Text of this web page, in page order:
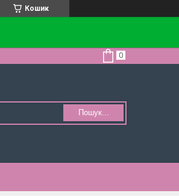
Кошик
Пошук...